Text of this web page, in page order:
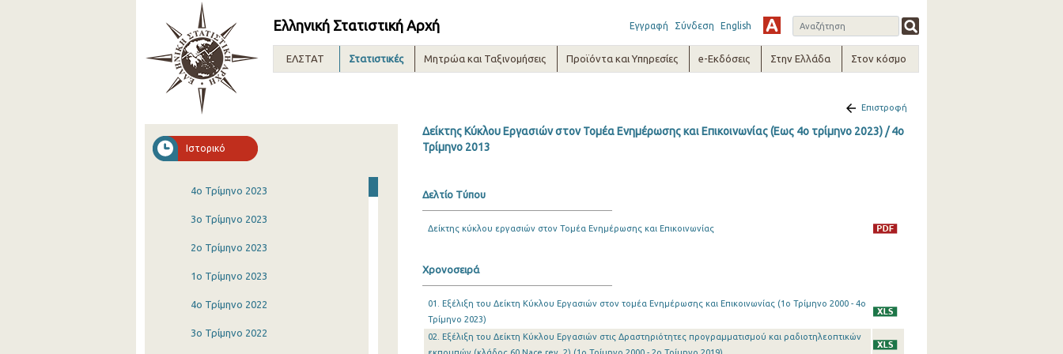
Ελληνική Στατιστική Αρχή Εγγραφή Σύνδεση English
ΕΛΣΤΑΤ Στατιστικές Μητρώα και Ταξινομήσεις Προϊόντα και Υπηρεσίες e-Εκδόσεις Στην Ελλάδα Στον κόσμο
Ιστορικό
4o Τρίμηνο 2023
3o Τρίμηνο 2023
2o Τρίμηνο 2023
1o Τρίμηνο 2023
4o Τρίμηνο 2022
3o Τρίμηνο 2022
Επιστροφή
Δείκτης Κύκλου Εργασιών στον Τομέα Ενημέρωσης και Επικοινωνίας (Εως 4ο τρίμηνο 2023) / 4o
Τρίμηνο 2013
Δελτίο Τύπου
Δείκτης κύκλου εργασιών στον Τομέα Ενημέρωσης και Επικοινωνίας
Χρονοσειρά
01. Εξέλιξη του Δείκτη Κύκλου Εργασιών στον τομέα Ενημέρωσης και Επικοινωνίας (1o Τρίμηνο 2000 - 4o
Τρίμηνο 2023)
02. Εξέλιξη του Δείκτη Κύκλου Εργασιών στις Δραστηριότητες προγραμματισμού και ραδιοτηλεοπτικών